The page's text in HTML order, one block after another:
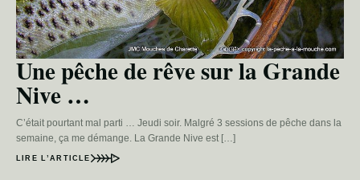
Une pêche de rêve sur la Grande
Nive …
C’était pourtant mal parti … Jeudi soir. Malgré 3 sessions de pêche dans la
semaine, ça me démange. La Grande Nive est […]
LIRE L’ARTICLE